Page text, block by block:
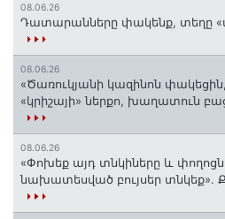
08.06.26
Դատարանները փակենք, տեղը
08.06.26
«Ծառուկյանի կազինոն
«կրիշայի» ներքո, խաղատուն
08.06.26
«Փոխեք այդ տնկիները և
նախատեսված բույսեր տնկեք».